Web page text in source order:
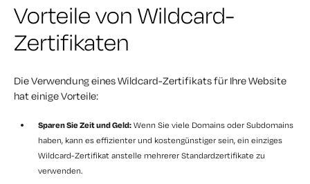
Vorteile von Wildcard-
Zertifikaten
Die Verwendung eines Wildcard-Zertifikats für Ihre Website
hat einige Vorteile:
Sparen Sie Zeit und Geld: Wenn Sie viele Domains oder Subdomains
haben, kann es effizienter und kostengünstiger sein, ein einziges
Wildcard-Zertifikat anstelle mehrerer Standardzertifikate zu
verwenden.